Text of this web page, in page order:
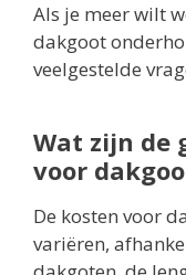
Als je meer wilt
dakgoot
veelgestelde
Wat zijn de
voor
De kosten voor
variëren,